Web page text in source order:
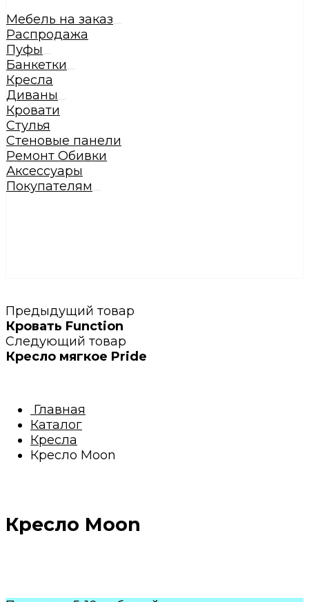
Мебель на заказ
Распродажа
Пуфы
Банкетки
Кресла
Диваны
Кровати
Стулья
Стеновые панели
Ремонт Обивки
Аксессуары
Покупателям
Предыдущий товар
Кровать Function
Следующий товар
Кресло мягкое Pride
Главная
Каталог
Кресла
Кресло Moon
Кресло Moon